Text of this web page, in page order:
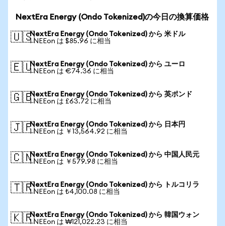
NextEra Energy (Ondo Tokenized)の今日の換算価格
🇺🇸NextEra Energy (Ondo Tokenized) から 米ドル
1 NEEon は $85.96 に相当
🇪🇺NextEra Energy (Ondo Tokenized) から ユーロ
1 NEEon は €74.36 に相当
🇬🇧NextEra Energy (Ondo Tokenized) から 英ポンド
1 NEEon は £63.72 に相当
🇯🇵NextEra Energy (Ondo Tokenized) から 日本円
1 NEEon は ￥13,564.92 に相当
🇨🇳NextEra Energy (Ondo Tokenized) から 中国人民元
1 NEEon は ￥579.98 に相当
🇹🇷NextEra Energy (Ondo Tokenized) から トルコリラ
1 NEEon は ₺4,100.08 に相当
🇰🇷NextEra Energy (Ondo Tokenized) から 韓国ウォン
1 NEEon は ₩121,022.23 に相当